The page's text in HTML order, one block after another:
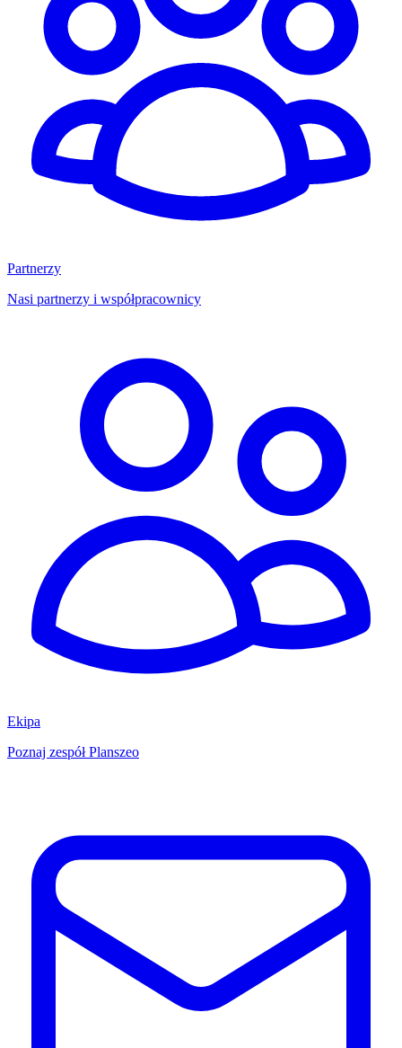
Partnerzy
Nasi partnerzy i współpracownicy
Ekipa
Poznaj zespół Planszeo